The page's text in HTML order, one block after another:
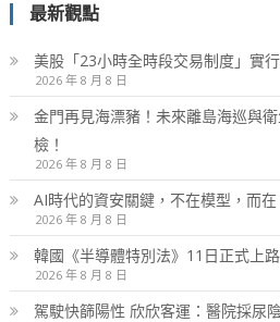
最新觀點
美股「23小時全時段交易制度」實
2026 年 8 月 8 日
金門再見海漂豬！未來離島海巡與
檢！
2026 年 8 月 8 日
AI時代的資安關鍵，不在模型，而在
2026 年 8 月 8 日
韓國《半導體特別法》11日正式上
2026 年 8 月 8 日
駕駛快篩陽性 欣欣客運：醫院採尿